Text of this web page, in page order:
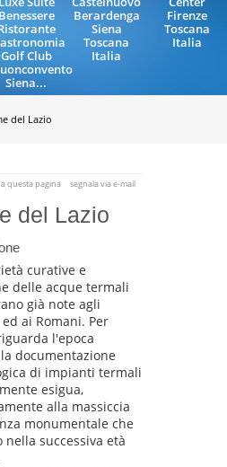
Benessere
Golf Club
Siena...
Berardenga
Siena
Toscana
Italia
Firenze
Toscana
Italia
del Lazio
questa pagina segnala via e-mail
del Lazio
curative e
delle acque termali
già note agli
ai Romani. Per
l'epoca
documentazione
di impianti termali
esigua,
alla massiccia
monumentale che
nella successiva età